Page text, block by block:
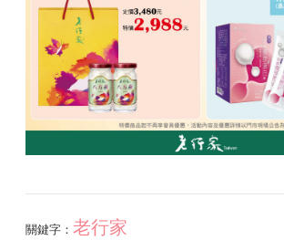
關鍵字： 老行家